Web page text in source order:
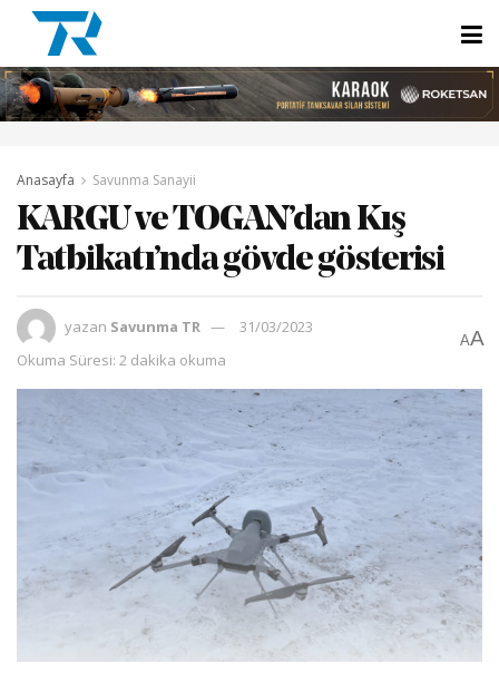
Anasayfa Savunma Sanayii
KARGU ve TOGAN’dan Kış
Tatbikatı’nda gövde gösterisi
yazan Savunma TR
31/03/2023
Okuma Süresi: 2 dakika okuma
AA